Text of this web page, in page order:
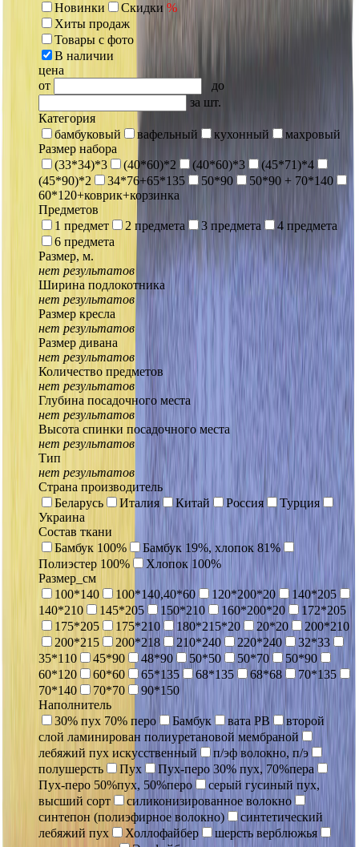
Новинки
Скидки %
Хиты продаж
Товары с фото
В наличии
цена
от
до
за шт.
Категория
бамбуковый
вафельный кухонный
махровый
Размер набора
(33*34)*3
(40*60)*2 (40*60)*3
(45*71)*4
(45*90)*2
34*76+65*135 50*90
50*90 + 70*140
60*120+коврик+корзинка
Предметов
1 предмет
2 предмета 3 предмета
4 предмета
6 предмета
Размер, м.
нет результатов
Ширина подлокотника
нет результатов
Размер кресла
нет результатов
Размер дивана
нет результатов
Количество предметов
нет результатов
Глубина посадочного места
нет результатов
Высота спинки посадочного места
нет результатов
Тип
нет результатов
Страна производитель
Беларусь
Италия Китай Россия
Турция
Украина
Состав ткани
Бамбук 100%
Бамбук 19%, хлопок 81%
Полиэстер 100%
Хлопок 100%
Размер_см
100*140
100*140,40*60 120*200*20
140*205
140*210
145*205 150*210 160*200*20
172*205
175*205
175*210 180*215*20 20*20
200*210
200*215
200*218 210*240 220*240
32*33
35*110
45*90 48*90 50*50 50*70
50*90
60*120
60*60 65*135 68*135 68*68
70*135
70*140
70*70
90*150
Наполнитель
30% пух 70% перо
Бамбук вата РВ
второй
слой ламинирован полиуретановой мембраной
лебяжий пух искусственный
п/эф волокно, п/э
полушерсть
Пух
Пух-перо 30% пух, 70%пера
Пух-перо 50%пух, 50%перо
серый гусиный пух,
высший сорт
силиконизированное волокно
синтепон (полиэфирное волокно)
синтетический
лебяжий пух
Холлофайбер
шерсть верблюжья